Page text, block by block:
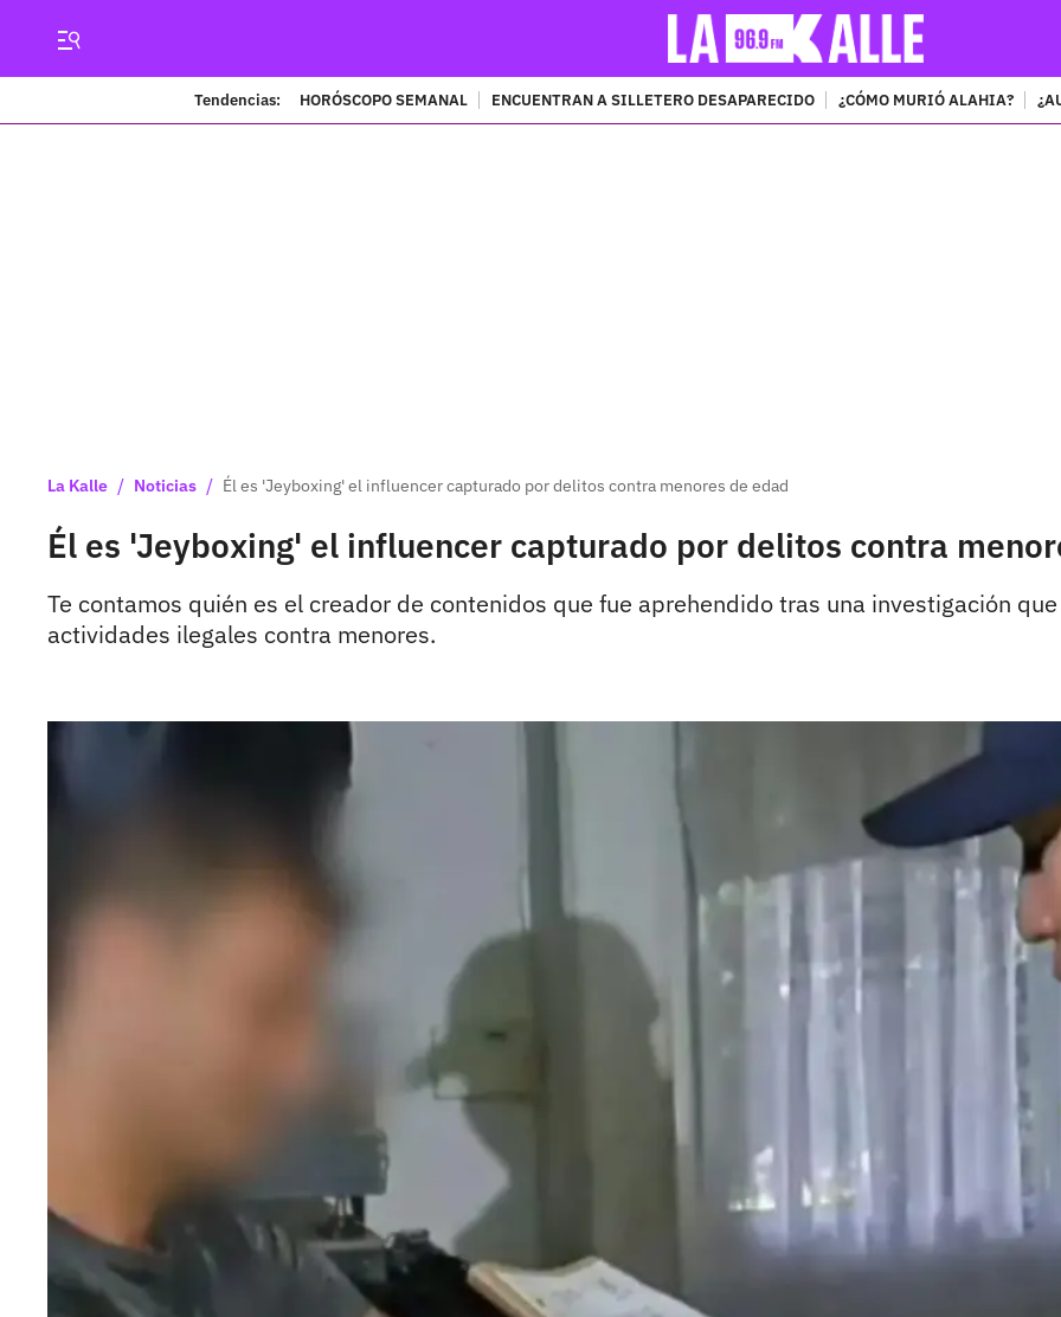
Tendencias: HORÓSCOPO SEMANAL ENCUENTRAN A SILLETERO DESAPARECIDO ¿CÓMO MURIÓ ALAHIA?
La Kalle / Noticias / Él es 'Jeyboxing' el influencer capturado por delitos contra menores de edad
Él es 'Jeyboxing' el influencer capturado por delitos contra
Te contamos quién es el creador de contenidos que fue aprehendido tras una investigación
actividades ilegales contra menores.